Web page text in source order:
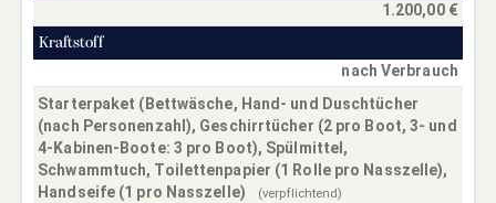
1.200,00 €
Kraftstoff
nach Verbrauch
Starterpaket (Bettwäsche, Hand- und Duschtücher
(nach Personenzahl), Geschirrtücher (2 pro Boot, 3- und
4-Kabinen-Boote: 3 pro Boot), Spülmittel,
Schwammtuch, Toilettenpapier (1 Rolle pro Nasszelle),
Handseife (1 pro Nasszelle)
(verpflichtend)